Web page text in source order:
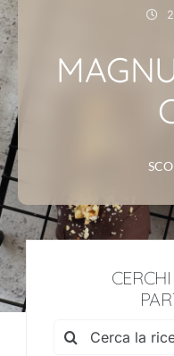
Cerca